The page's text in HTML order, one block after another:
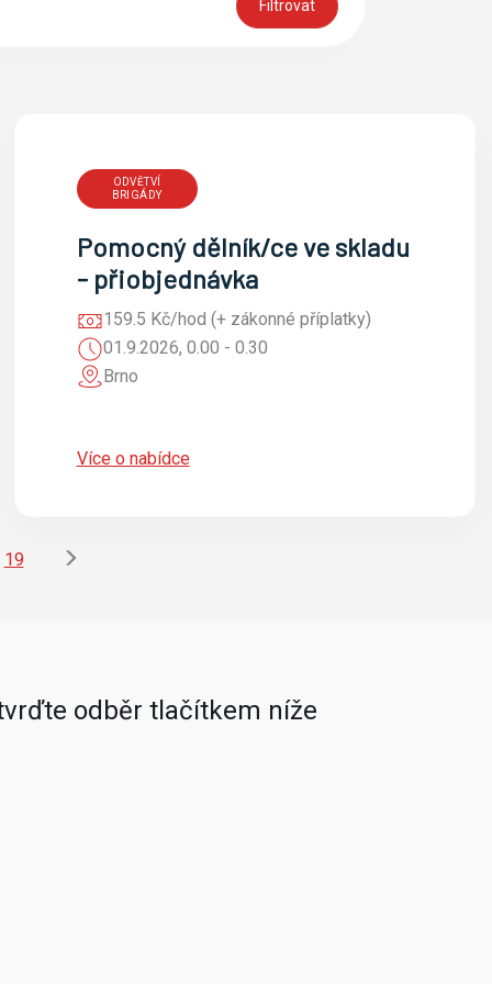
ODVĚTVÍ
BRIGÁDY
Pomocný dělník/ce ve skladu
- přiobjednávka
159.5 Kč/hod (+ zákonné příplatky)
01.9.2026, 0.00 - 0.30
Brno
Více o nabídce
19
odběr tlačítkem níže